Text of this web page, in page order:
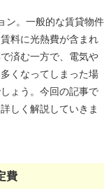
ン。一般的な賃貸物件
料に光熱費が含まれ
済む一方で、電気や
くなってしまった場
ょう。今回の記事で
しく解説していきま
費